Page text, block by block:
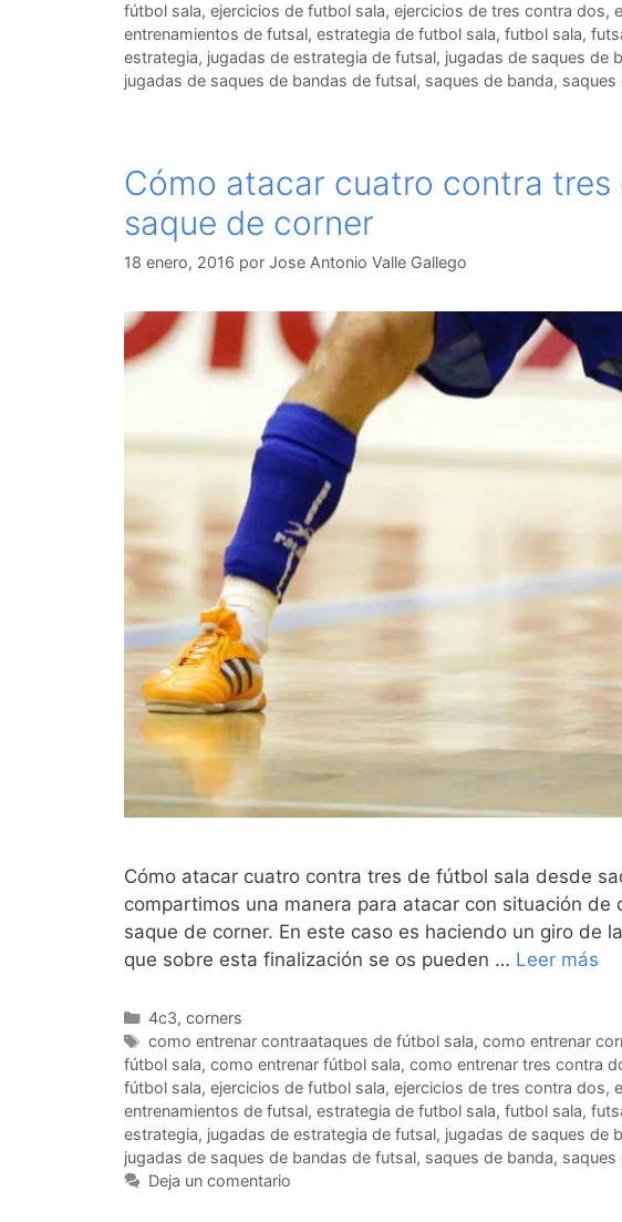
fútbol sala, ejercicios de futbol sala, ejercicios de tres contra dos,
entrenamientos de futsal, estrategia de futbol sala, futbol sala,
estrategia, jugadas de estrategia de futsal, jugadas de saques de
jugadas de saques de bandas de futsal, saques de banda, saques
Cómo atacar cuatro contra
saque de corner
18 enero, 2016 por Jose Antonio Valle Gallego
Cómo atacar cuatro contra tres de fútbol sala desde
compartimos una manera para atacar con situación
saque de corner. En este caso es haciendo un giro de
que sobre esta finalización se os pueden … Leer más
Categorías
4c3, corners
Etiquetas
como entrenar contraataques de fútbol sala, como entrenar
fútbol sala, como entrenar fútbol sala, como entrenar tres contra
fútbol sala, ejercicios de futbol sala, ejercicios de tres contra dos,
entrenamientos de futsal, estrategia de futbol sala, futbol sala,
estrategia, jugadas de estrategia de futsal, jugadas de saques de
jugadas de saques de bandas de futsal, saques de banda, saques
Deja un comentario